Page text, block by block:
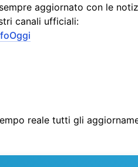
aggiornato con le
canali ufficiali:
reale tutti gli